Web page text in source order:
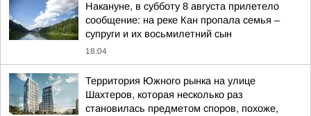
Накануне, в субботу 8 августа прилетело
сообщение: на реке Кан пропала семья –
супруги и их восьмилетний сын
18:04
Территория Южного рынка на улице
Шахтеров, которая несколько раз
становилась предметом споров, похоже,